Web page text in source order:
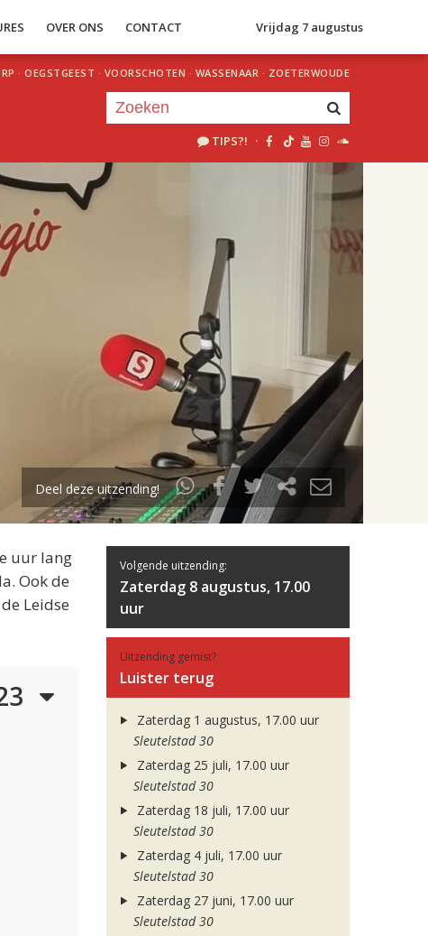
OVER ONS CONTACT Vrijdag 7 augustus
· OEGSTGEEST · VOORSCHOTEN · WASSENAAR · ZOETERWOUDE
TIPS?! ·
uur 1 van 2
Volgend uur
Deel deze uitzending!
uur lang
Ook de
Leidse
Volgende uitzending:
Zaterdag 8 augustus, 17.00
uur
Uitzending gemist?
Luister terug
Zaterdag 1 augustus, 17.00 uur
Sleutelstad 30
Zaterdag 25 juli, 17.00 uur
Sleutelstad 30
Zaterdag 18 juli, 17.00 uur
Sleutelstad 30
Zaterdag 4 juli, 17.00 uur
Sleutelstad 30
Zaterdag 27 juni, 17.00 uur
Sleutelstad 30